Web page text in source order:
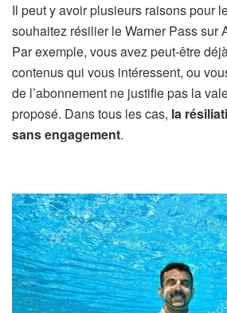
Il peut y avoir plusieurs raisons pour
souhaitez résilier le Warner Pass sur
Par exemple, vous avez peut-être
contenus qui vous intéressent, ou
de l’abonnement ne justifie pas la
proposé. Dans tous les cas, la
sans engagement.